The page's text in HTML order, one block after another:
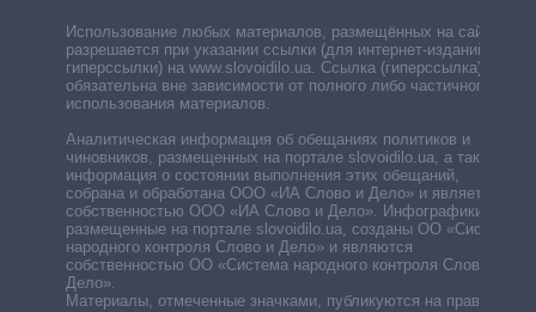
Использование любых материалов, размещённых на сайте,
разрешается при указании ссылки (для интернет-изданий —
гиперссылки) на www.slovoidilo.ua. Ссылка (гиперссылка)
обязательна вне зависимости от полного либо частичного
использования материалов.
Аналитическая информация об обещаниях политиков и
чиновников, размещенных на портале slovoidilo.ua, а также
информация о состоянии выполнения этих обещаний,
собрана и обработана ООО «ИА Слово и Дело» и является
собственностью ООО «ИА Слово и Дело». Инфографики,
размещенные на портале slovoidilo.ua, созданы ОО «Система
народного контроля Слово и Дело» и являются
собственностью ОО «Система народного контроля Слово и
Дело».
Материалы, отмеченные значками, публикуются на правах